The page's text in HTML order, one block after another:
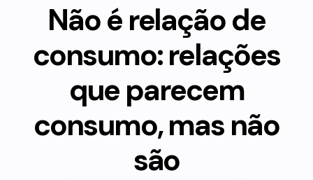
Não é relação de
consumo: relações
que parecem
consumo, mas não
são